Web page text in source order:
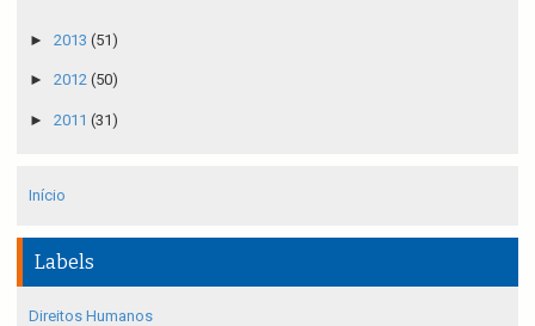
► 2013 (51)
► 2012 (50)
► 2011 (31)
Início
Labels
Direitos Humanos